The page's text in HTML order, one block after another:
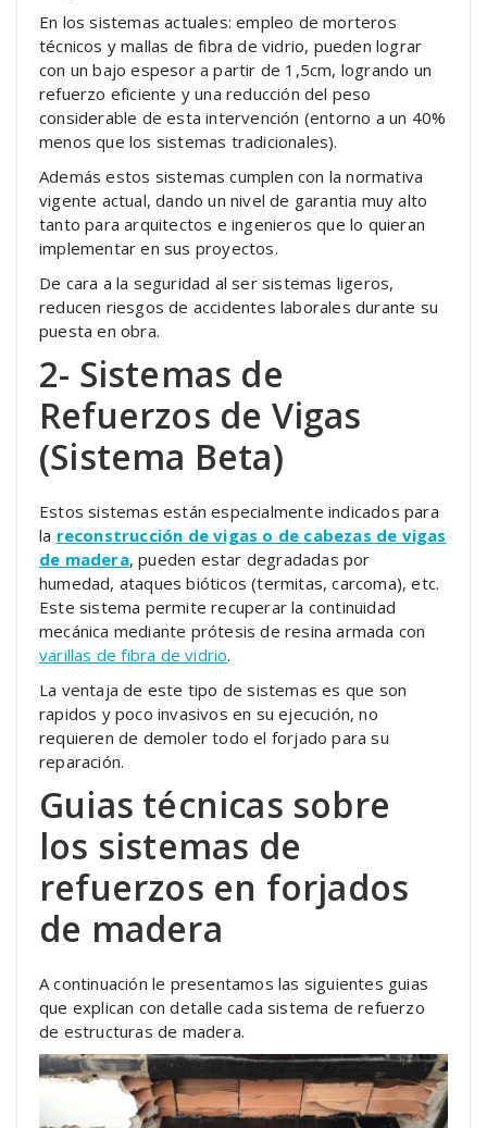
En los sistemas actuales: empleo de morteros
técnicos y mallas de fibra de vidrio, pueden lograr
con un bajo espesor a partir de 1,5cm, logrando un
refuerzo eficiente y una reducción del peso
considerable de esta intervención (entorno a un 40%
menos que los sistemas tradicionales).
Además estos sistemas cumplen con la normativa
vigente actual, dando un nivel de garantia muy alto
tanto para arquitectos e ingenieros que lo quieran
implementar en sus proyectos.
De cara a la seguridad al ser sistemas ligeros,
reducen riesgos de accidentes laborales durante su
puesta en obra.
2- Sistemas de
Refuerzos de Vigas
(Sistema Beta)
Estos sistemas están especialmente indicados para
la reconstrucción de vigas o de cabezas de vigas
de madera, pueden estar degradadas por
humedad, ataques bióticos (termitas, carcoma), etc.
Este sistema permite recuperar la continuidad
mecánica mediante prótesis de resina armada con
varillas de fibra de vidrio.
La ventaja de este tipo de sistemas es que son
rapidos y poco invasivos en su ejecución, no
requieren de demoler todo el forjado para su
reparación.
Guias técnicas sobre
los sistemas de
refuerzos en forjados
de madera
A continuación le presentamos las siguientes guias
que explican con detalle cada sistema de refuerzo
de estructuras de madera.